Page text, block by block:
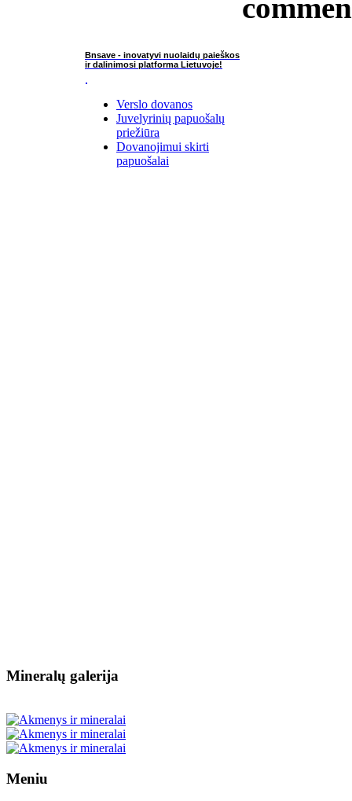
Bnsave - inovatyvi nuolaidų paieškos
ir dalinimosi platforma Lietuvoje!
Verslo dovanos
Juvelyrinių papuošalų
priežiūra
Dovanojimui skirti
papuošalai
Mineralų galerija
Meniu